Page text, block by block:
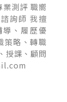
測評 職嚮
詢師 我擅
、履歷優
策略、轉職
授課、顧問